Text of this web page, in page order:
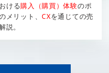
ける購入（購買）体験のポ
メリット、CXを通じての売
説。